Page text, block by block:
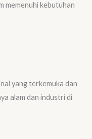
memenuhi kebutuhan
yang terkemuka dan
alam dan industri di